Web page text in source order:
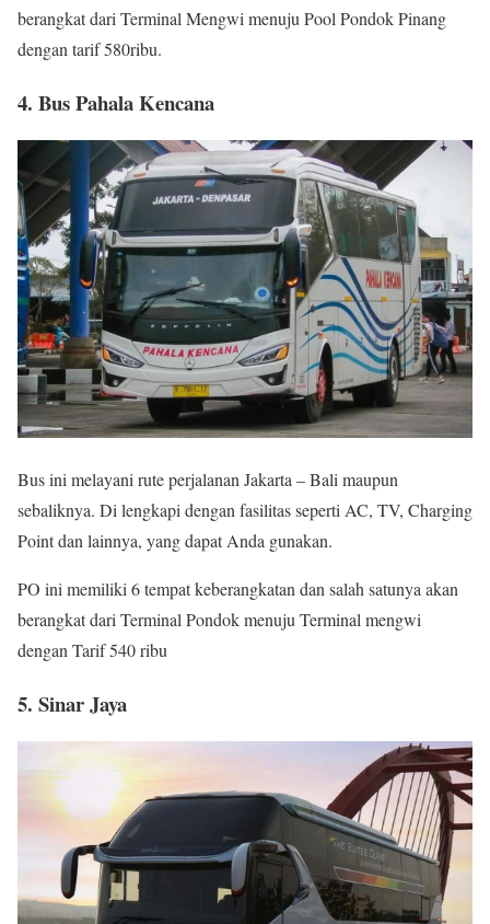
berangkat dari Terminal Mengwi menuju Pool Pondok Pinang
dengan tarif 580ribu.
4. Bus Pahala Kencana
Bus ini melayani rute perjalanan Jakarta – Bali maupun
sebaliknya. Di lengkapi dengan fasilitas seperti AC, TV, Charging
Point dan lainnya, yang dapat Anda gunakan.
PO ini memiliki 6 tempat keberangkatan dan salah satunya akan
berangkat dari Terminal Pondok menuju Terminal mengwi
dengan Tarif 540 ribu
5. Sinar Jaya